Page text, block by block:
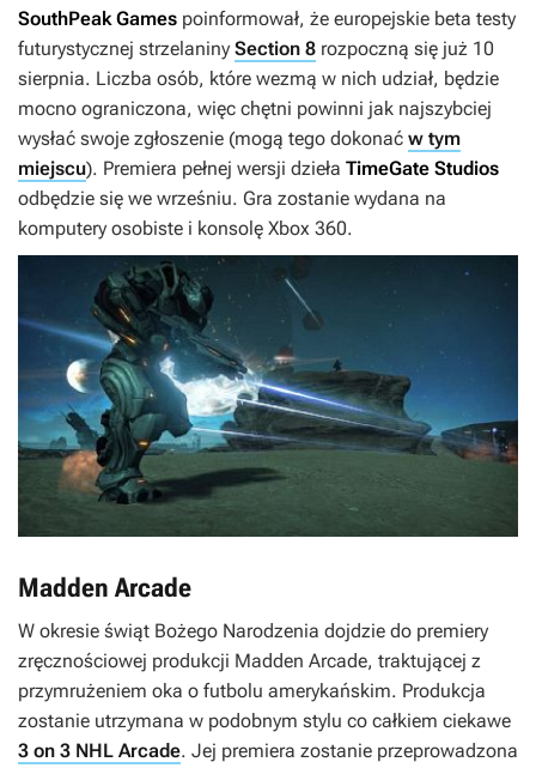
SouthPeak Games poinformował, że europejskie beta testy
futurystycznej strzelaniny Section 8 rozpoczną się już 10
sierpnia. Liczba osób, które wezmą w nich udział, będzie
mocno ograniczona, więc chętni powinni jak najszybciej
wysłać swoje zgłoszenie (mogą tego dokonać w tym
miejscu). Premiera pełnej wersji dzieła TimeGate Studios
odbędzie się we wrześniu. Gra zostanie wydana na
komputery osobiste i konsolę Xbox 360.
Madden Arcade
W okresie świąt Bożego Narodzenia dojdzie do premiery
zręcznościowej produkcji Madden Arcade, traktującej z
przymrużeniem oka o futbolu amerykańskim. Produkcja
zostanie utrzymana w podobnym stylu co całkiem ciekawe
3 on 3 NHL Arcade. Jej premiera zostanie przeprowadzona